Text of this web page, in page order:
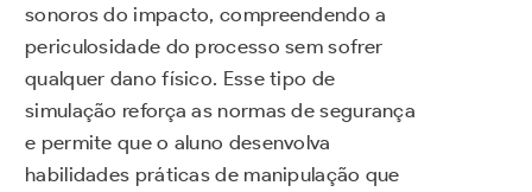
sonoros do impacto, compreendendo a
periculosidade do processo sem sofrer
qualquer dano físico. Esse tipo de
simulação reforça as normas de segurança
e permite que o aluno desenvolva
habilidades práticas de manipulação que